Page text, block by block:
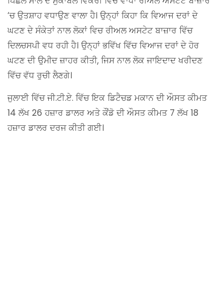
‘ਚ ਉਤਸ਼ਾਹ ਵਧਾਉਣ ਵਾਲਾ ਹੈ। ਉਨ੍ਹਾਂ ਕਿਹਾ ਕਿ ਵਿਆਜ ਦਰਾਂ ਦੇ
ਘਟਣ ਦੇ ਸੰਕੇਤਾਂ ਨਾਲ ਲੋਕਾਂ ਵਿਚ ਰੀਅਲ ਅਸਟੇਟ ਬਾਜ਼ਾਰ ਵਿੱਚ
ਦਿਲਚਸਪੀ ਵਧ ਰਹੀ ਹੈ। ਉਨ੍ਹਾਂ ਭਵਿੱਖ ਵਿੱਚ ਵਿਆਜ ਦਰਾਂ ਦੇ ਹੋਰ
ਘਟਣ ਦੀ ਉਮੀਦ ਜ਼ਾਹਰ ਕੀਤੀ, ਜਿਸ ਨਾਲ ਲੋਕ ਜਾਇਦਾਦ ਖਰੀਦਣ
ਵਿੱਚ ਵੱਧ ਰੁਚੀ ਲੈਣਗੇ।
ਜੁਲਾਈ ਵਿੱਚ ਜੀ.ਟੀ.ਏ. ਵਿੱਚ ਇਕ ਡਿਟੈਚਡ ਮਕਾਨ ਦੀ ਔਸਤ ਕੀਮਤ
14 ਲੱਖ 26 ਹਜ਼ਾਰ ਡਾਲਰ ਅਤੇ ਕੌਂਡੋ ਦੀ ਔਸਤ ਕੀਮਤ 7 ਲੱਖ 18
ਹਜ਼ਾਰ ਡਾਲਰ ਦਰਜ ਕੀਤੀ ਗਈ।